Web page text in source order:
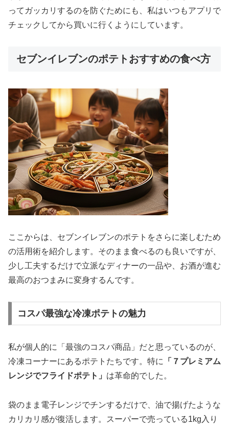
ってガッカリするのを防ぐためにも、私はいつもアプリで
チェックしてから買いに行くようにしています。
セブンイレブンのポテトおすすめの食べ方
ここからは、セブンイレブンのポテトをさらに楽しむため
の活用術を紹介します。そのまま食べるのも良いですが、
少し工夫するだけで立派なディナーの一品や、お酒が進む
最高のおつまみに変身するんです。
コスパ最強な冷凍ポテトの魅力
私が個人的に「最強のコスパ商品」だと思っているのが、
冷凍コーナーにあるポテトたちです。特に
「７プレミアム
レンジでフライドポテト」 は革命的でした。
袋のまま電子レンジでチンするだけで、油で揚げたような
カリカリ感が復活します。スーパーで売っている1kg入り